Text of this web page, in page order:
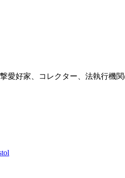
愛好家、コレクター、法執行機